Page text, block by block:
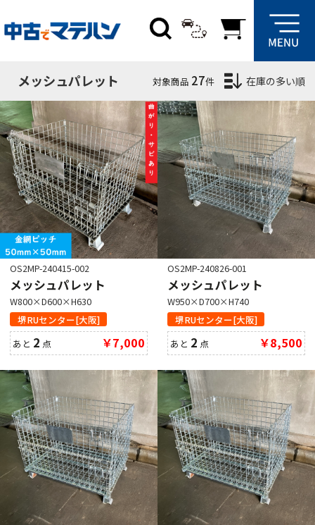
メッシュパレット 対象商品 27件 在庫の多い順
OS2MP-240415-002
メッシュパレット
W800×D600×H630
堺RUセンター[大阪]
あと 2 点 ￥7,000
OS2MP-240826-001
メッシュパレット
W950×D700×H740
堺RUセンター[大阪]
あと 2 点 ￥8,500
絞り込み条件
サイズ
W
mm
D
mm
H
mm
在庫場所
群馬
埼玉 愛知 大阪
クリア